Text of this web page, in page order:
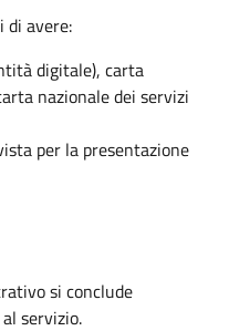
di avere:
digitale), carta
nazionale dei servizi
per la presentazione
si conclude
servizio.